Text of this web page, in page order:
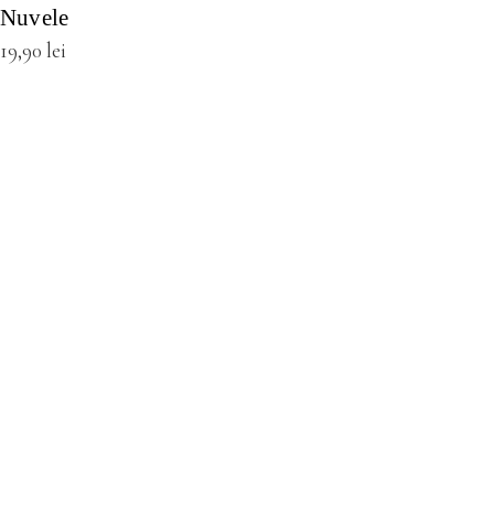
Nuvele
19,90 lei